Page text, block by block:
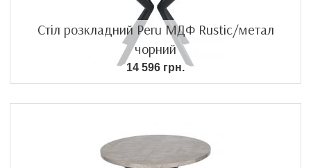
Стіл розкладний Peru МДФ Rustic/метал
чорний
14 596 грн.